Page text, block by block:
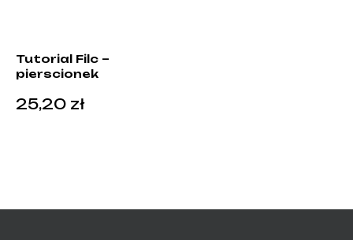
Tutorial Filc –
pierscionek
25,20 zł